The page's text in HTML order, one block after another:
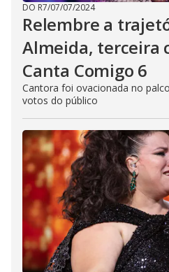
DO R7/07/07/2024
Relembre a
Almeida, terceira
Canta Comigo 6
Cantora foi ovacionada no
votos do público